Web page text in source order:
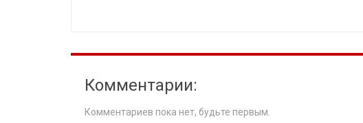
Комментарии:
Комментариев пока нет, будьте первым.